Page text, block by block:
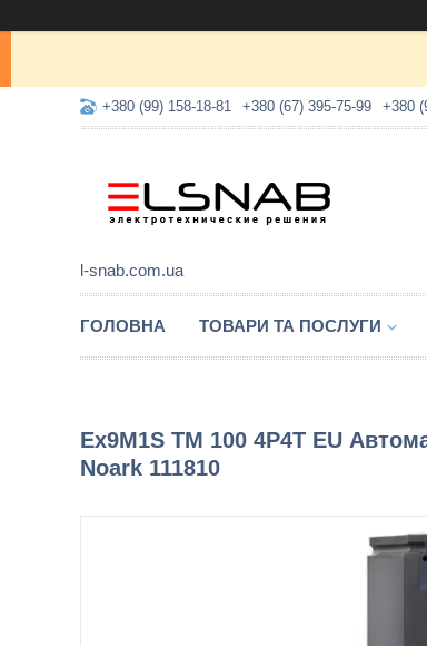
+380 (99) 158-18-81 +380 (67) 395-75-99 +380
l-snab.com.ua
ГОЛОВНА ТОВАРИ ТА ПОСЛУГИ
Ex9M1S TM 100 4P4T EU
Noark 111810